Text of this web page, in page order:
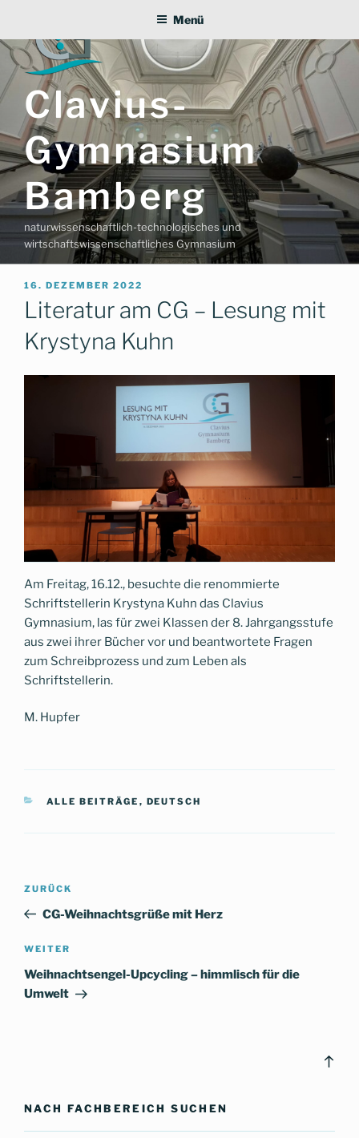
springen
Clavius-
Gymnasium
Bamberg
naturwissenschaftlich-technologisches und
wirtschaftswissenschaftliches Gymnasium
Menü
VERÖFFENTLICHT
AM
16. DEZEMBER 2022
Literatur am CG – Lesung mit
Krystyna Kuhn
Am Freitag, 16.12., besuchte die renommierte
Schriftstellerin Krystyna Kuhn das Clavius
Gymnasium, las für zwei Klassen der 8. Jahrgangsstufe
aus zwei ihrer Bücher vor und beantwortete Fragen
zum Schreibprozess und zum Leben als
Schriftstellerin.
M. Hupfer
KATEGORIEN
ALLE BEITRÄGE , DEUTSCH
Beitragsnavigation
Vorheriger
Beitrag
ZURÜCK
CG-Weihnachtsgrüße mit Herz
Nächster
Beitrag
WEITER
Weihnachtsengel-Upcycling – himmlisch für die
Umwelt
NACH FACHBEREICH SUCHEN